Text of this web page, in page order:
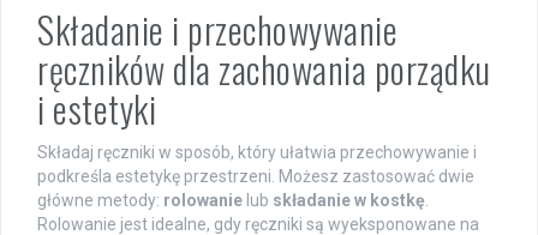
Składanie i przechowywanie
ręczników dla zachowania porządku
i estetyki
Składaj ręczniki w sposób, który ułatwia przechowywanie i
podkreśla estetykę przestrzeni. Możesz zastosować dwie
główne metody: rolowanie lub składanie w kostkę
Rolowanie jest idealne, gdy ręczniki są wyeksponowane na